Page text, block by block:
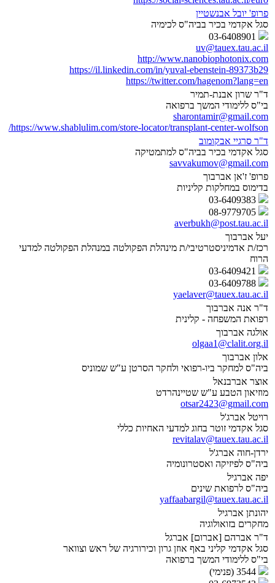
פרופ' יובל אבנשטיין
סגל אקדמי בכיר בביה"ס לכימיה
uv@tauex.tau.ac.il
http://www.nanobiophotonix.com
https://il.linkedin.com/in/yuval-ebenstein-89373b29
https://twitter.com/hagenom?lang=en
ד"ר שרון אבנת-תמיר
בי"ס ללימודי המשך ברפואה
sharontamir@gmail.com
https://www.shablulim.com/store-locator/transplant-center-wolfson/
ד"ר סרגיי אבקומוב
סגל אקדמי בכיר בביה"ס למתמטיקה
savvakumov@gmail.com
פרופ' ז'אן אברבוך
בדימוס במחלקות קליניות
averbukh@post.tau.ac.il
יעל אברבוך
רכז/ת אדמיניסטרטיבי/ת מינהלת הפקולטה במנהלת הפקולטה למדעי
הרוח
yaelaver@tauex.tau.ac.il
ד"ר אנה אברבוך
רפואת המשפחה - קלינית
אולגה אברבוך
olgaa1@clalit.org.il
אלון אברבוך
ביה"ס למחקר ביו-רפואי ולחקר הסרטן ע"ש שמוניס
אוצר אברבנאל
מוזיאון הטבע ע"ש שטיינהרדט
otsar2423@gmail.com
רויטל אברג'ל
סגל אקדמי זוטר בחוג למדעי האחיות כללי
revitalav@tauex.tau.ac.il
ירדן-חוה אברג'ל
ביה"ס לפיזיקה ואסטרונומיה
יפה אברגיל
ביה"ס לרפואת שינים
yaffaabargil@tauex.tau.ac.il
יהונתן אברגיל
מחקרים בזואולוגיה
ד"ר אברהם [אברום] אברגל
סגל אקדמי קליני באף אוזן גרון וכירורגיה של ראש וצוואר
בי"ס ללימודי המשך ברפואה